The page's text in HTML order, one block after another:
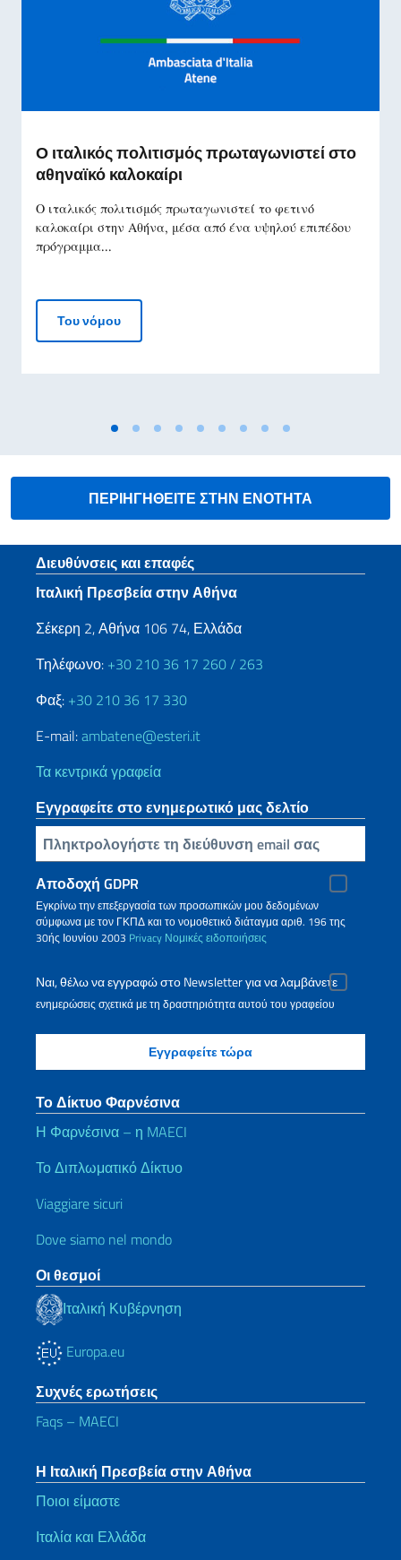
Ο ιταλικός πολιτισμός πρωταγωνιστεί στο
αθηναϊκό καλοκαίρι
Ο ιταλικός πολιτισμός πρωταγωνιστεί το φετινό
καλοκαίρι στην Αθήνα, μέσα από ένα υψηλού επιπέδου
πρόγραμμα...
Του νόμουΟ ιταλικός πολιτισμός πρωταγωνιστεί στο
ΠΕΡΙΗΓΗΘΕΙΤΕ ΣΤΗΝ ΕΝΟΤΗΤΑ
Footer section
Διευθύνσεις και επαφές
Ιταλική Πρεσβεία στην Αθήνα
Σέκερη 2, Αθήνα 106 74, Ελλάδα
Τηλέφωνο: +30 210 36 17 260 / 263
Φαξ: +30 210 36 17 330
E-mail:ambatene@esteri.it
Τα κεντρικά γραφεία
Εγγραφείτε στο ενημερωτικό μας δελτίο
Πληκτρολογήστε τη διεύθυνση email σας
Αποδοχή GDPR
Εγκρίνω την επεξεργασία των προσωπικών μου δεδομένων
σύμφωνα με τον ΓΚΠΔ και το νομοθετικό διάταγμα αριθ. 196 της
30ής Ιουνίου 2003 Privacy Νομικές ειδοποιήσεις
Ναι, θέλω να εγγραφώ στο Newsletter για να λαμβάνετε
ενημερώσεις σχετικά με τη δραστηριότητα αυτού του γραφείου
Το Δίκτυο Φαρνέσινα
Η Φαρνέσινα – η MAECI
Το Διπλωματικό Δίκτυο
Viaggiare sicuri
Dove siamo nel mondo
Οι θεσμοί
Ιταλική Κυβέρνηση
Europa.eu
Συχνές ερωτήσεις
Faqs – MAECI
Η Ιταλική Πρεσβεία στην Αθήνα
Ποιοι είμαστε
Ιταλία και Ελλάδα